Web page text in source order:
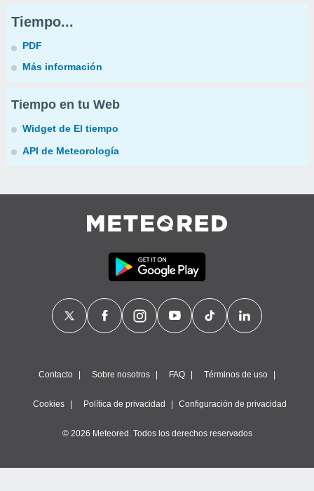
Tiempo...
PDF
Más información
Tiempo en tu Web
Widget de El tiempo
API de Meteorología
Contacto Sobre nosotros FAQ Términos de uso
Cookies Política de privacidad Configuración de privacidad
© 2026 Meteored. Todos los derechos reservados